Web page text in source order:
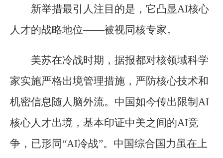
新举措最引人注目的是，它凸显AI核心
人才的战略地位——被视同核专家。
美苏在冷战时期，据报都对核领域科学
家实施严格出境管理措施，严防核心技术和
机密信息随人脑外流。中国如今传出限制AI
核心人才出境，基本印证中美之间的AI竞
争，已形同“AI冷战”。中国综合国力虽在上